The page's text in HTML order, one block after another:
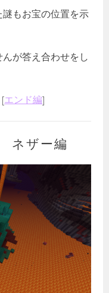
もお宝の位置を示
が答え合わせをし
[エンド編]
ネザー編